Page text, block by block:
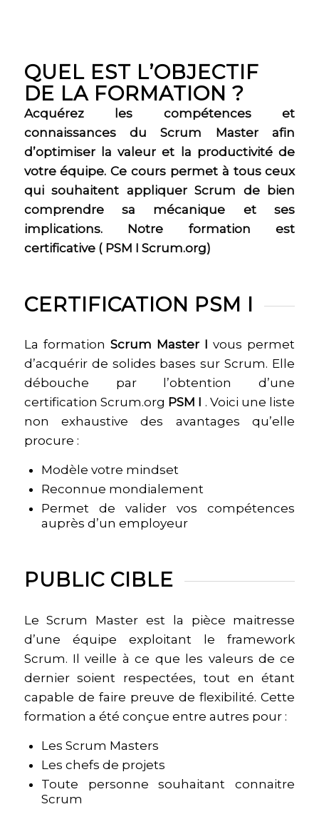
QUEL EST L’OBJECTIF
DE LA FORMATION ?
Acquérez les compétences et
connaissances du Scrum Master afin
d’optimiser la valeur et la productivité de
votre équipe. Ce cours permet à tous ceux
qui souhaitent appliquer Scrum de bien
comprendre sa mécanique et ses
implications. Notre formation est
certificative ( PSM I Scrum.org)
CERTIFICATION PSM I
La formation Scrum Master Ivous permet
d’acquérir de solides bases sur Scrum. Elle
débouche par l’obtention d’une
certification Scrum.org PSM I . Voici une liste
non exhaustive des avantages qu’elle
procure :
Modèle votre mindset
Reconnue mondialement
Permet de valider vos compétences
auprès d’un employeur
PUBLIC CIBLE
Le Scrum Master est la pièce maitresse
d’une équipe exploitant le framework
Scrum. Il veille à ce que les valeurs de ce
dernier soient respectées, tout en étant
capable de faire preuve de flexibilité. Cette
formation a été conçue entre autres pour :
Les Scrum Masters
Les chefs de projets
Toute personne souhaitant connaitre
Scrum